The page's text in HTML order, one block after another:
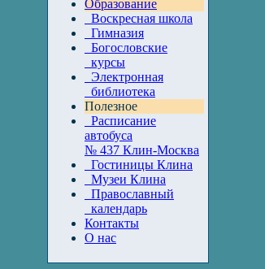
Образование
Воскресная школа
Гимназия
Богословские
курсы
Электронная
библиотека
Полезное
Расписание
автобуса
№ 437 Клин-Москва
Гостиницы Клина
Музеи Клина
Православный
календарь
Контакты
О нас